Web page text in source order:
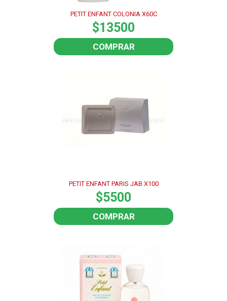
PETIT ENFANT COLONIA X60C
$13500
COMPRAR
PETIT ENFANT PARIS JAB.X100
$5500
COMPRAR